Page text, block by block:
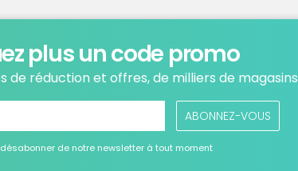
plus un code promo
de réduction et offres, de milliers de magasins
ABONNEZ-VOUS
de notre newsletter à tout moment